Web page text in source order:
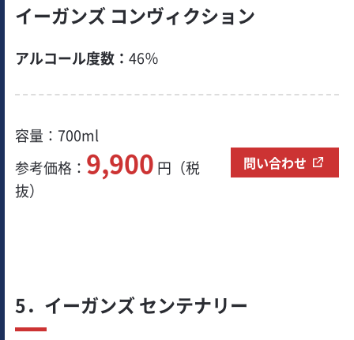
イーガンズ コンヴィクション
アルコール度数：46％
容量：700ml
参考価格： 9,900 円（税
抜）
問い合わせ
5．イーガンズ センテナリー